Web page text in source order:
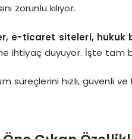
zorunlu kılıyor.
e-ticaret siteleri, hukuk
ihtiyaç duyuyor. İşte tam
süreçlerini hızlı, güvenli